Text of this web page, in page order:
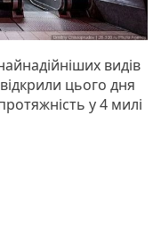
видів
цього дня
у 4 милі